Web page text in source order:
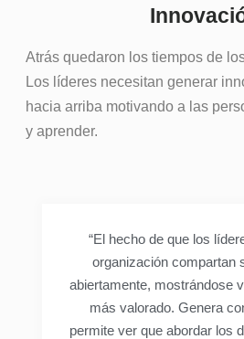
Atrás quedaron los tiempos de
Los líderes necesitan generar
hacia arriba motivando a las
y aprender.
“El hecho de que los
organización compartan
abiertamente, mostrándose
más valorado. Genera
permite ver que abordar los